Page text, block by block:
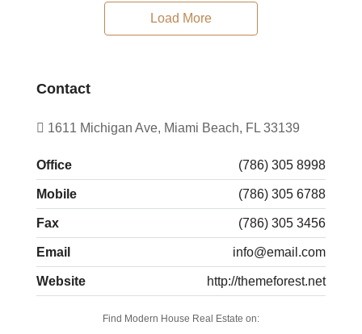
Load More
Contact
1611 Michigan Ave, Miami Beach, FL 33139
Office (786) 305 8998
Mobile (786) 305 6788
Fax (786) 305 3456
Email info@email.com
Website http://themeforest.net
Find Modern House Real Estate on: